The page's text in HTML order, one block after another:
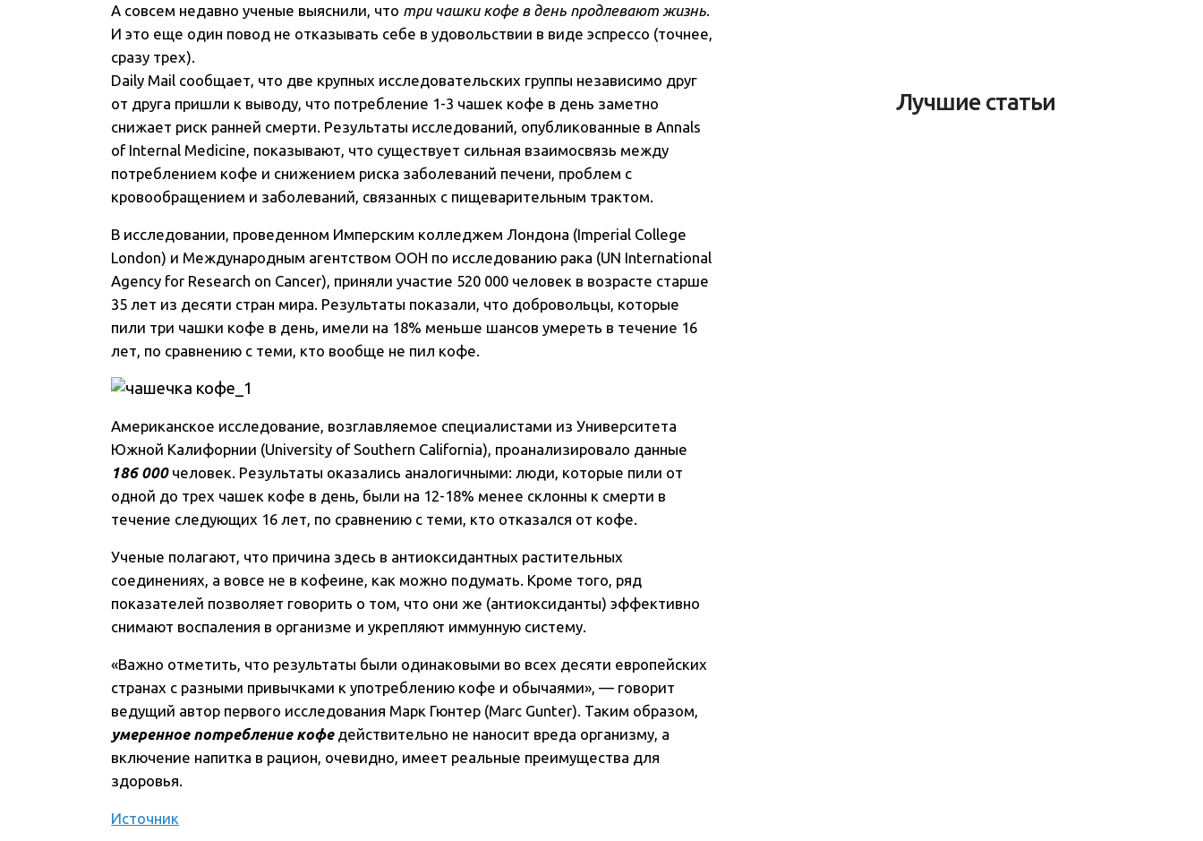
А совсем недавно ученые выяснили, что три чашки кофе в день продлевают жизнь
И это еще один повод не отказывать себе в удовольствии в виде эспрессо (точнее,
сразу трех).
Daily Mail сообщает, что две крупных исследовательских группы независимо друг
от друга пришли к выводу, что потребление 1-3 чашек кофе в день заметно
снижает риск ранней смерти. Результаты исследований, опубликованные в Annals
of Internal Medicine, показывают, что существует сильная взаимосвязь между
потреблением кофе и снижением риска заболеваний печени, проблем с
кровообращением и заболеваний, связанных с пищеварительным трактом.
В исследовании, проведенном Имперским колледжем Лондона (Imperial College
London) и Международным агентством ООН по исследованию рака (UN International
Agency for Research on Cancer), приняли участие 520 000 человек в возрасте старше
35 лет из десяти стран мира. Результаты показали, что добровольцы, которые
пили три чашки кофе в день, имели на 18% меньше шансов умереть в течение 16
лет, по сравнению с теми, кто вообще не пил кофе.
Американское исследование, возглавляемое специалистами из Университета
Южной Калифорнии (University of Southern California), проанализировало данные
186 000человек. Результаты оказались аналогичными: люди, которые пили от
одной до трех чашек кофе в день, были на 12-18% менее склонны к смерти в
течение следующих 16 лет, по сравнению с теми, кто отказался от кофе.
Ученые полагают, что причина здесь в антиоксидантных растительных
соединениях, а вовсе не в кофеине, как можно подумать. Кроме того, ряд
показателей позволяет говорить о том, что они же (антиоксиданты) эффективно
снимают воспаления в организме и укрепляют иммунную систему.
«Важно отметить, что результаты были одинаковыми во всех десяти европейских
странах с разными привычками к употреблению кофе и обычаями», — говорит
ведущий автор первого исследования Марк Гюнтер (Marc Gunter). Таким образом,
умеренное потребление кофедействительно не наносит вреда организму, а
включение напитка в рацион, очевидно, имеет реальные преимущества для
здоровья.
Источник
Лучшие статьи